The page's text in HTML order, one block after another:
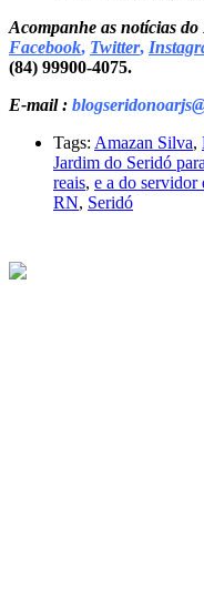
Acompanhe as notícias
Facebook, Twitter,
(84) 99900-4075.
E-mail :
Tags: Amazan Silva,
Jardim do Seridó
reais, e a do servidor
RN, Seridó